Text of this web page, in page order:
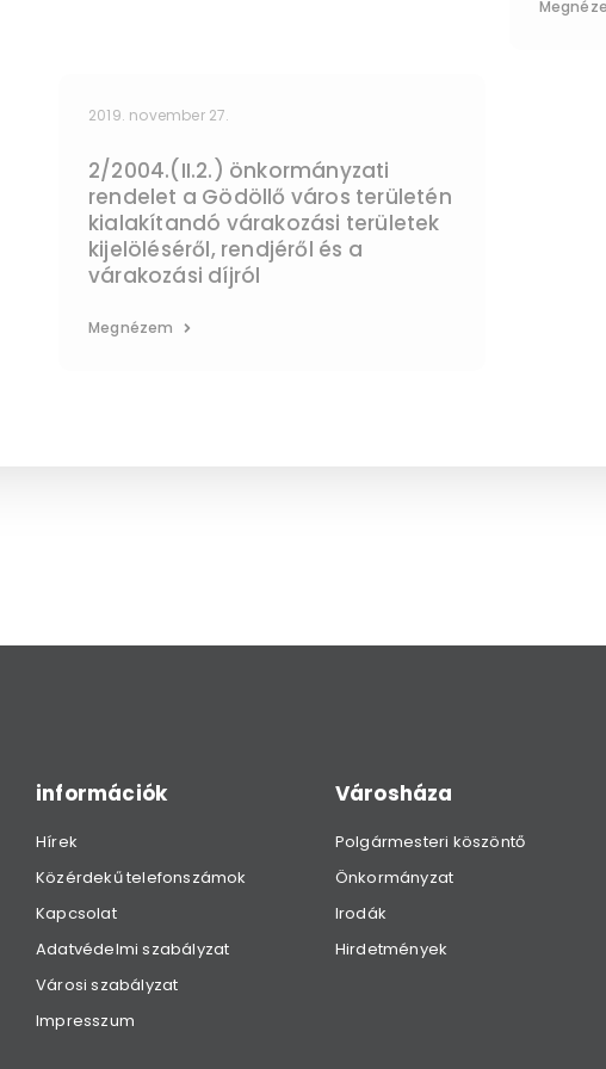
2019. november 27.
2/2004.(II.2.) önkormányzati
rendelet a Gödöllő város területén
kialakítandó várakozási területek
kijelöléséről, rendjéről és a
várakozási díjról
Megnézem
információk
Hírek
Közérdekű telefonszámok
Kapcsolat
Adatvédelmi szabályzat
Városi szabályzat
Impresszum
Városháza
Polgármesteri köszöntő
Önkormányzat
Irodák
Hirdetmények